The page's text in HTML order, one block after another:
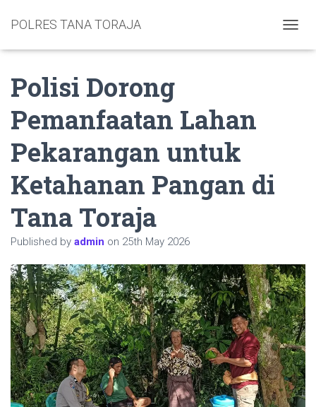
POLRES TANA TORAJA
Polisi Dorong
Pemanfaatan Lahan
Pekarangan untuk
Ketahanan Pangan di
Tana Toraja
Published by admin on 25th May 2026